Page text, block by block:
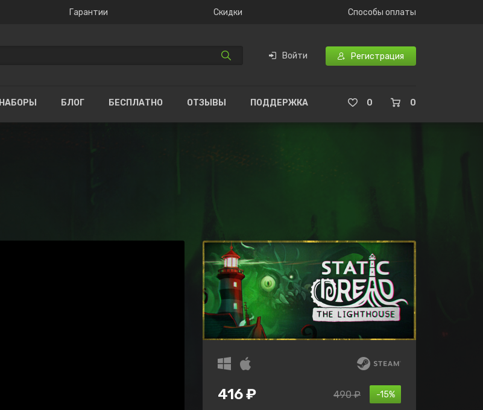
Гарантии Скидки Способы оплаты
Войти Регистрация
НАБОРЫ БЛОГ БЕСПЛАТНО ОТЗЫВЫ ПОДДЕРЖКА 0
0
416 ₽ -15%
490 ₽